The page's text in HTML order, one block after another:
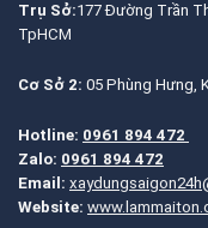
Trụ Sở:177 Đường Trần
TpHCM
Cơ Sở 2: 05 Phùng Hưng,
Hotline: 0961 894 472
Zalo: 0961 894 472
Email:
Website: